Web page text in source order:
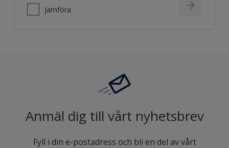
Jämföra
Anmäl dig till vårt nyhetsbrev
Fyll i din e-postadress och bli en del av vårt